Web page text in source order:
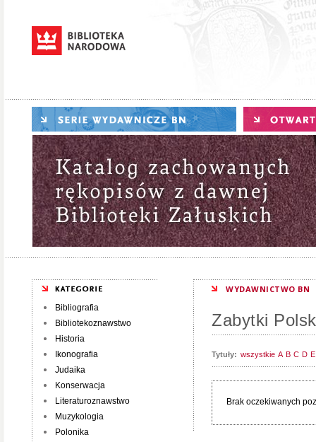
Bibliografia
Bibliotekoznawstwo
Historia
Ikonografia
Judaika
Konserwacja
Literaturoznawstwo
Muzykologia
Polonika
WYDAWNICTWO BN
Zabytki
Tytuły: wszystkie A B C D E
Brak oczekiwanych